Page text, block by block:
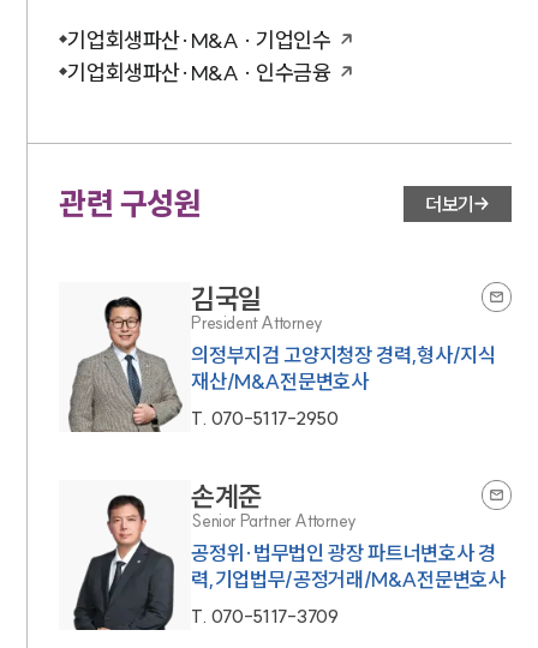
기업회생파산·M&A · 기업인수
기업회생파산·M&A · 인수금융
관련 구성원 더보기
김국일
President Attorney
의정부지검 고양지청장 경력,형사/지식
재산/M&A전문변호사
T. 070-5117-2950
손계준
Senior Partner Attorney
공정위·법무법인 광장 파트너변호사 경
력,기업법무/공정거래/M&A전문변호사
T. 070-5117-3709